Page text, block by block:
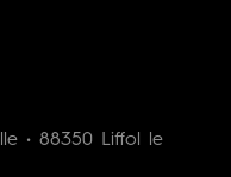
• 88350 Liffol le